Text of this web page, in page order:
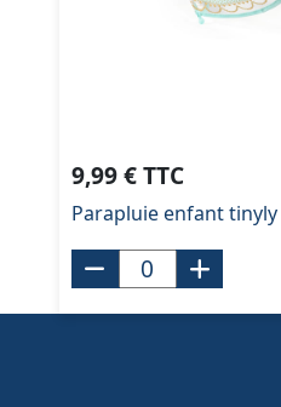
9,99 € TTC
Parapluie enfant tinyly